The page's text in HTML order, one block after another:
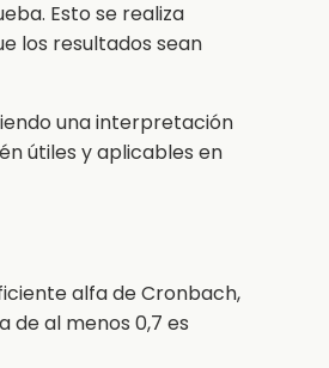
Esto se realiza
los resultados sean
una interpretación
útiles y aplicables en
alfa de Cronbach,
de al menos 0,7 es